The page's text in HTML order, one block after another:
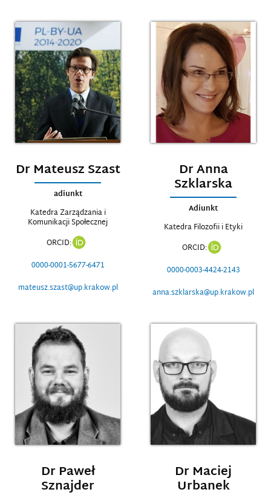
Dr Mateusz Szast
adiunkt
Katedra Zarządzania i
Komunikacji Społecznej
ORCID:
0000-0001-5677-6471
mateusz.szast@up.krakow.pl
Dr Anna
Szklarska
Adiunkt
Katedra Filozofii i Etyki
ORCID:
0000-0003-4424-2143
anna.szklarska@up.krakow.pl
Dr Paweł
Sznajder
Dr Maciej
Urbanek